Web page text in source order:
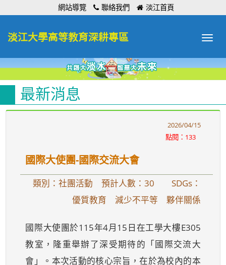
網站導覽 聯絡我們 淡江首頁
Toggle
淡江大學高等教育深耕專區
最新消息
2026/04/15
點閱：133
國際大使團-國際交流大會
類別：社團活動 預計人數：30
SDGs：
優質教育 減少不平等 夥伴關係
國際大使團於115年4月15日在工學大樓E305
教室，隆重舉辦了深受期待的「國際交流大
會」。本次活動的核心宗旨，在於為校內的本